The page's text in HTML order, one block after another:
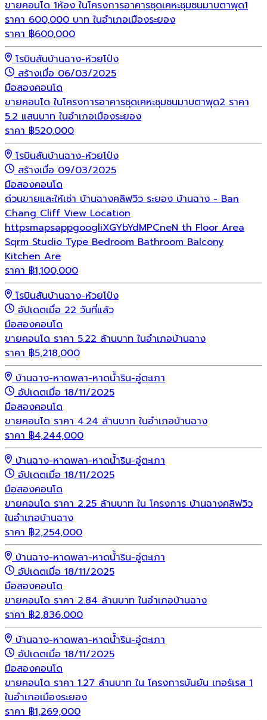
ขายคอนโด 1ห้อง ในโครงการอาคารชุดเคหะชุมชนมาบตาพุด1
ราคา 600,000 บาท ในอำเภอเมืองระยอง
ราคา ฿600,000
โรบินสันบ้านฉาง-ห้วยโป่ง
สร้างเมื่อ 06/03/2025
มือสองคอนโด
ขายคอนโด ในโครงการอาคารชุดเคหะชุมชนมาบตาพุด2 ราคา
5.2 แสนบาท ในอำเภอเมืองระยอง
ราคา ฿520,000
โรบินสันบ้านฉาง-ห้วยโป่ง
สร้างเมื่อ 09/03/2025
มือสองคอนโด
ด่วนขายและให้เช่า บ้านฉางคลิฟวิว ระยอง บ้านฉาง - Ban
Chang Cliff View Location
httpsmapsappgoogliXGYbYdMPCneN th Floor Area
Sqrm Studio Type Bedroom Bathroom Balcony
Kitchen Are
ราคา ฿1,100,000
โรบินสันบ้านฉาง-ห้วยโป่ง
อัปเดตเมื่อ 22 วันที่แล้ว
มือสองคอนโด
ขายคอนโด ราคา 5.22 ล้านบาท ในอำเภอบ้านฉาง
ราคา ฿5,218,000
บ้านฉาง-หาดพลา-หาดน้ำริน-อู่ตะเภา
อัปเดตเมื่อ 18/11/2025
มือสองคอนโด
ขายคอนโด ราคา 4.24 ล้านบาท ในอำเภอบ้านฉาง
ราคา ฿4,244,000
บ้านฉาง-หาดพลา-หาดน้ำริน-อู่ตะเภา
อัปเดตเมื่อ 18/11/2025
มือสองคอนโด
ขายคอนโด ราคา 2.25 ล้านบาท ใน โครงการ บ้านฉางคลิฟวิว
ในอำเภอบ้านฉาง
ราคา ฿2,254,000
บ้านฉาง-หาดพลา-หาดน้ำริน-อู่ตะเภา
อัปเดตเมื่อ 18/11/2025
มือสองคอนโด
ขายคอนโด ราคา 2.84 ล้านบาท ในอำเภอบ้านฉาง
ราคา ฿2,836,000
บ้านฉาง-หาดพลา-หาดน้ำริน-อู่ตะเภา
อัปเดตเมื่อ 18/11/2025
มือสองคอนโด
ขายคอนโด ราคา 1.27 ล้านบาท ใน โครงการบันยัน เทอร์เรส 1
ในอำเภอเมืองระยอง
ราคา ฿1,269,000